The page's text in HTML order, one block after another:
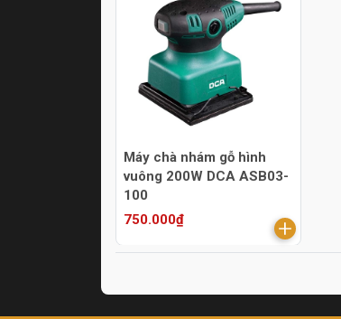
Máy chà nhám gỗ hình
vuông 200W DCA ASB03-
100
750.000₫